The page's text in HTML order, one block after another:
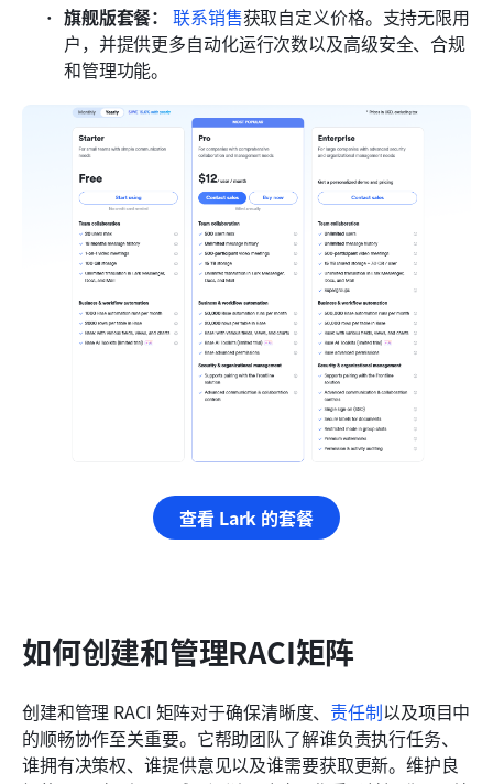
旗舰版套餐： 联系销售获取自定义价格。支持无限用
户，并提供更多自动化运行次数以及高级安全、合规
和管理功能。
查看 Lark 的套餐
如何创建和管理RACI矩阵
创建和管理 RACI 矩阵对于确保清晰度、 责任制以及项目中
的顺畅协作至关重要。它帮助团队了解谁负责执行任务、
谁拥有决策权、谁提供意见以及谁需要获取更新。维护良